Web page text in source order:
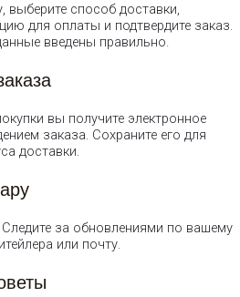
выберите способ доставки,
для оплаты и подтвердите заказ.
введены правильно.
вы получите электронное
заказа. Сохраните его для
доставки.
за обновлениями по вашему
или почту.